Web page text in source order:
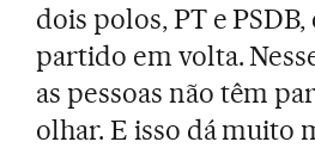
dois polos, PT e
partido em volta.
as pessoas não têm
olhar. E isso dá muito